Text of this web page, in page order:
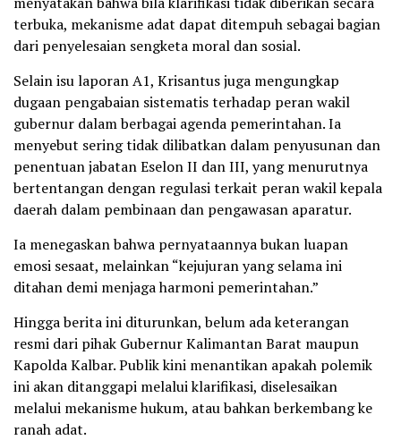
terbuka, mekanisme adat dapat ditempuh sebagai bagian
dari penyelesaian sengketa moral dan sosial.
Selain isu laporan A1, Krisantus juga mengungkap
dugaan pengabaian sistematis terhadap peran wakil
gubernur dalam berbagai agenda pemerintahan. Ia
menyebut sering tidak dilibatkan dalam penyusunan dan
penentuan jabatan Eselon II dan III, yang menurutnya
bertentangan dengan regulasi terkait peran wakil kepala
daerah dalam pembinaan dan pengawasan aparatur.
Ia menegaskan bahwa pernyataannya bukan luapan
emosi sesaat, melainkan “kejujuran yang selama ini
ditahan demi menjaga harmoni pemerintahan.”
Hingga berita ini diturunkan, belum ada keterangan
resmi dari pihak Gubernur Kalimantan Barat maupun
Kapolda Kalbar. Publik kini menantikan apakah polemik
ini akan ditanggapi melalui klarifikasi, diselesaikan
melalui mekanisme hukum, atau bahkan berkembang ke
ranah adat.